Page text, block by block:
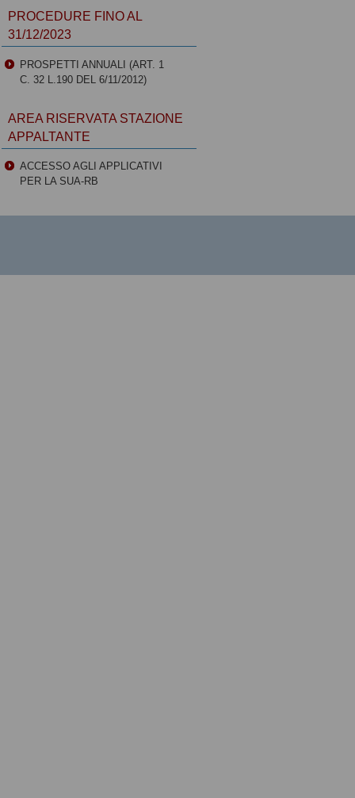
PROCEDURE FINO AL
31/12/2023
PROSPETTI ANNUALI (ART. 1
C. 32 L.190 DEL 6/11/2012)
AREA RISERVATA STAZIONE
APPALTANTE
ACCESSO AGLI APPLICATIVI
PER LA SUA-RB